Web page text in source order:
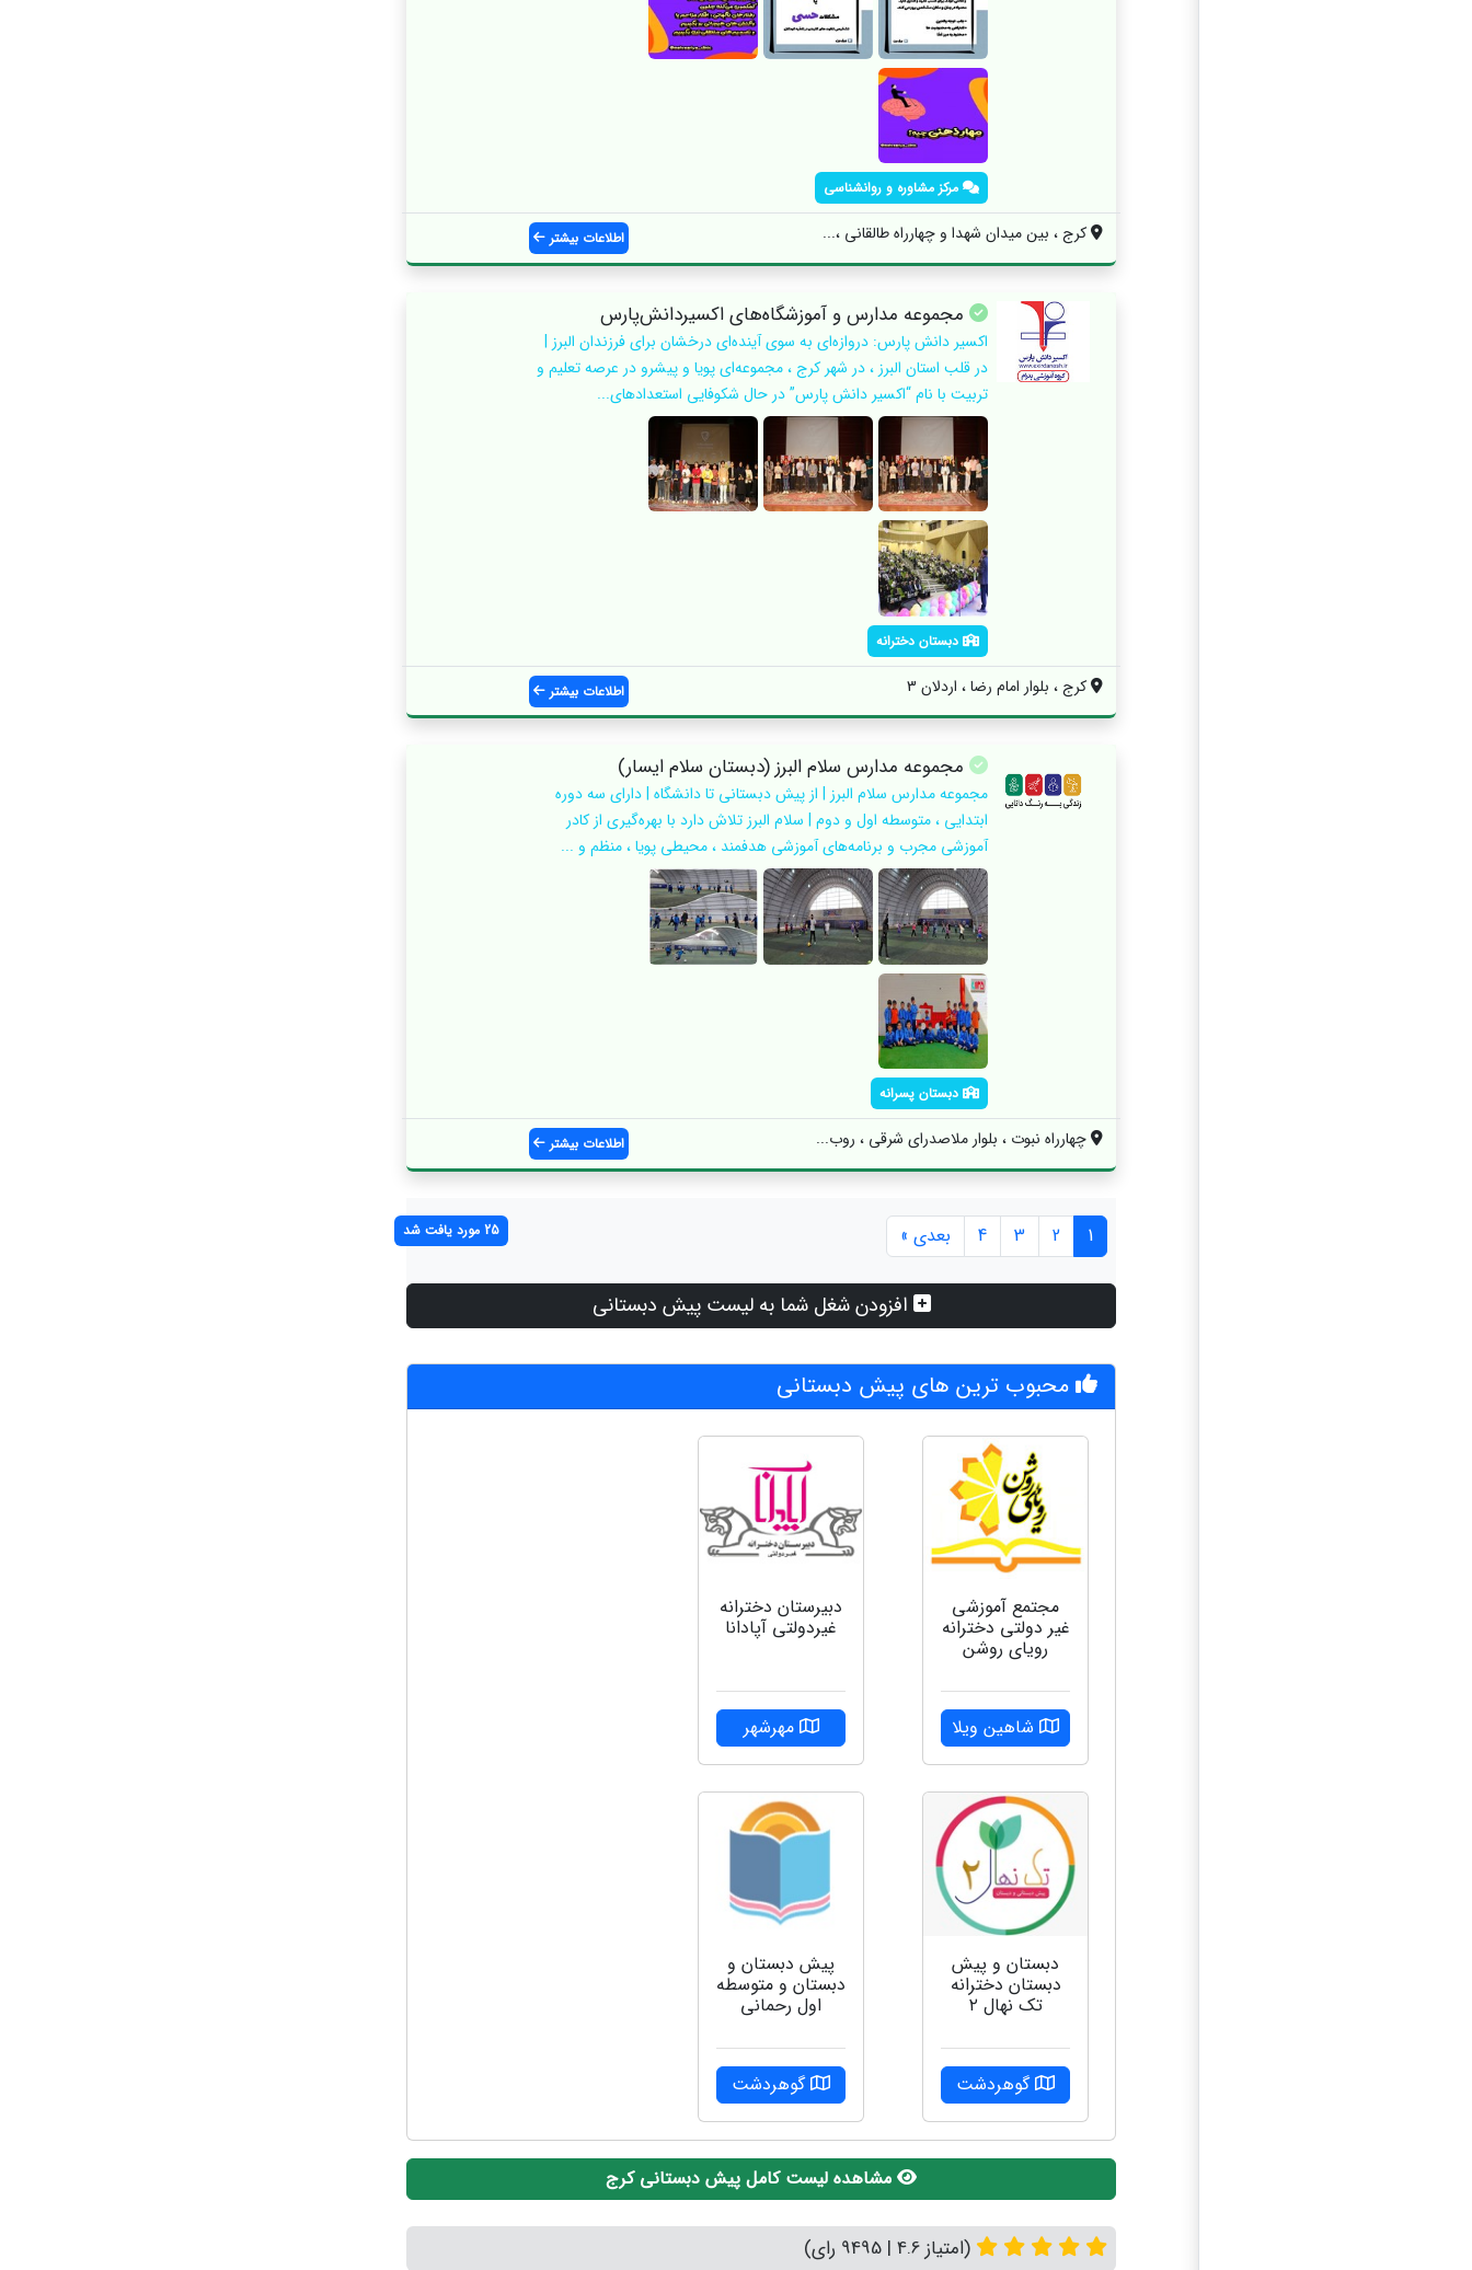
مرکز مشاوره و روانشناسی
کرج ، بین میدان شهدا و چهارراه طالقانی ،... اطلاعات بیشتر
مجموعه مدارس و آموزشگاه‌های اکسیر‌دانش‌پارس
اکسیر دانش پارس: دروازه‌ای به سوی آینده‌ای درخشان برای فرزندان البرز |
در قلب استان البرز ، در شهر کرج ، مجموعه‌ای پویا و پیشرو در عرصه تعلیم و
تربیت با نام “اکسیر دانش پارس” در حال شکوفایی استعدادهای...
دبستان دخترانه
کرج ، بلوار امام رضا ، اردلان 3 اطلاعات بیشتر
مجموعه مدارس سلام البرز (دبستان سلام ایسار)
مجموعه مدارس سلام البرز | از پیش دبستانی تا دانشگاه | دارای سه دوره
ابتدایی ، متوسطه اول و دوم | سلام البرز تلاش دارد با بهره‌گیری از کادر
آموزشی مجرب و برنامه‌های آموزشی هدفمند ، محیطی پویا ، منظم و ...
دبستان پسرانه
چهارراه نبوت ، بلوار ملاصدرای شرقی ، روب... اطلاعات بیشتر
1
2
3
4 بعدی » 25 مورد یافت شد
افزودن شغل شما به لیست پیش دبستانی
محبوب ترین های پیش دبستانی
مجتمع آموزشی
غیر دولتی دخترانه
رویای روشن
شاهین ویلا
دبیرستان دخترانه
غیردولتی آپادانا
مهرشهر
دبستان و پیش
دبستان دخترانه
تک نهال ۲
گوهردشت
پیش دبستان و
دبستان و متوسطه
اول رحمانی
گوهردشت
مشاهده لیست کامل پیش دبستانی کرج
(امتیاز 4.6 | 9495 رای)